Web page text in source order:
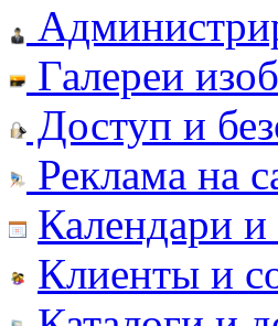
Галереи
Доступ и
Реклама на
Календари
Клиенты и